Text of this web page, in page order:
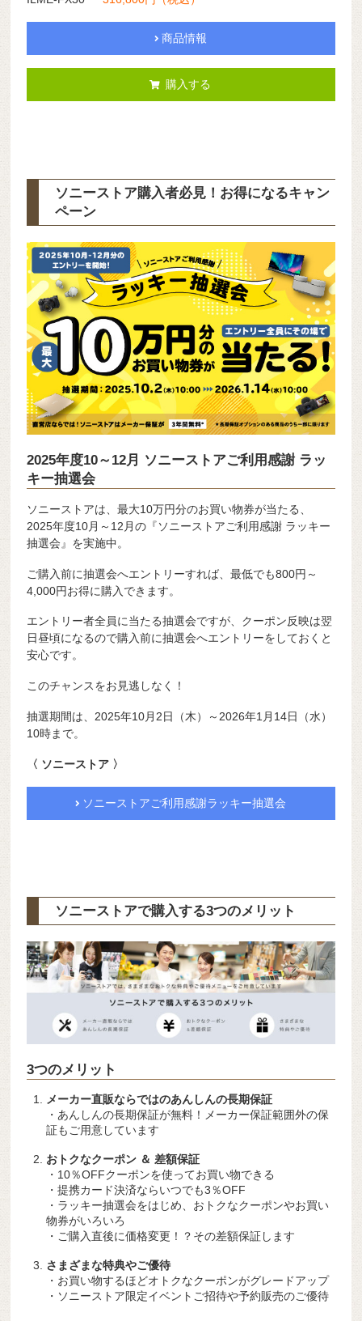
商品情報
購入する
ソニーストア購入者必見！お得になるキャン
ペーン
2025年度10～12月 ソニーストアご利用感謝 ラッ
キー抽選会
ソニーストアは、最大10万円分のお買い物券が当たる、
2025年度10月～12月の『ソニーストアご利用感謝 ラッキー
抽選会』を実施中。
ご購入前に抽選会へエントリーすれば、最低でも800円～
4,000円お得に購入できます。
エントリー者全員に当たる抽選会ですが、クーポン反映は翌
日昼頃になるので購入前に抽選会へエントリーをしておくと
安心です。
このチャンスをお見逃しなく！
抽選期間は、2025年10月2日（木）～2026年1月14日（水）
10時まで。
〈 ソニーストア 〉
ソニーストアご利用感謝ラッキー抽選会
ソニーストアで購入する3つのメリット
3つのメリット
メーカー直販ならではのあんしんの長期保証
・あんしんの長期保証が無料！メーカー保証範囲外の保
証もご用意しています
おトクなクーポン ＆ 差額保証
・10％OFFクーポンを使ってお買い物できる
・提携カード決済ならいつでも3％OFF
・ラッキー抽選会をはじめ、おトクなクーポンやお買い
物券がいろいろ
・ご購入直後に価格変更！？その差額保証します
さまざまな特典やご優待
・お買い物するほどオトクなクーポンがグレードアップ
・ソニーストア限定イベントご招待や予約販売のご優待